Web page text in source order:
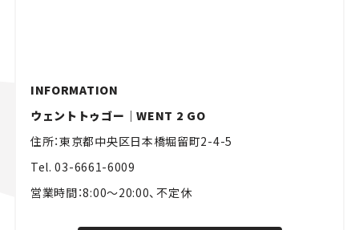
INFORMATION
ウェントトゥゴー｜WENT 2 GO
住所：東京都中央区日本橋堀留町2-4-5
Tel. 03-6661-6009
営業時間：8:00〜20:00、不定休